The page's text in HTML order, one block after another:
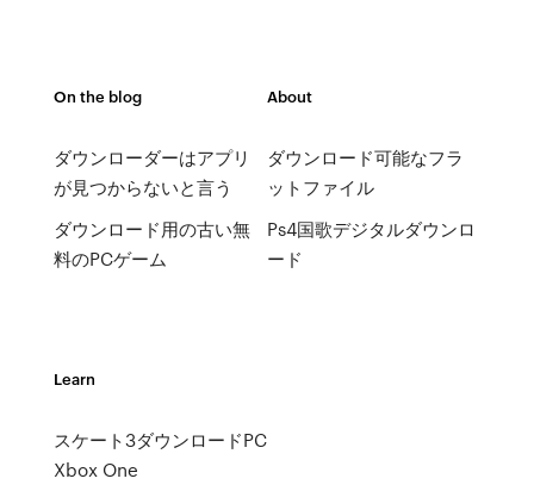
On the blog
ダウンローダーはアプリ
が見つからないと言う
ダウンロード用の古い無
料のPCゲーム
About
ダウンロード可能なフラ
ットファイル
Ps4国歌デジタルダウンロ
ード
Learn
スケート3ダウンロードPC
Xbox One